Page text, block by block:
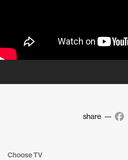
share
Choose TV